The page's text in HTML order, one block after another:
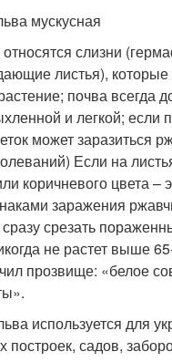
относятся слизни
листья),
почва всегда
и легкой; если
может заразиться
Если на
коричневого цвета –
заражения
срезать
не растет выше
прозвище: «белое
используется для
построек, садов,